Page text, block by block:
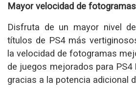
Mayor velocidad de fotogramas
Disfruta de un mayor nivel
títulos de PS4 más
la velocidad de fotogramas
de juegos mejorados para PS4
gracias a la potencia adicional